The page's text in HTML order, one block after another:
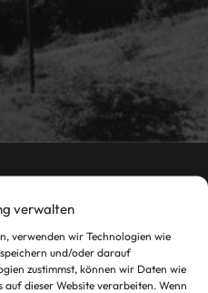
verwalten
verwenden wir Technologien wie
und/oder darauf
zustimmst, können wir Daten wie
dieser Website verarbeiten. Wenn